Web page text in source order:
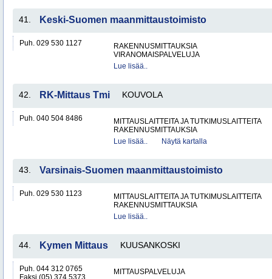
41. Keski-Suomen maanmittaustoimisto
Puh. 029 530 1127
RAKENNUSMITTAUKSIA
VIRANOMAISPALVELUJA
Lue lisää..
42. RK-Mittaus Tmi KOUVOLA
Puh. 040 504 8486
MITTAUSLAITTEITA JA TUTKIMUSLAITTEITA
RAKENNUSMITTAUKSIA
Lue lisää..
Näytä kartalla
43. Varsinais-Suomen maanmittaustoimisto
Puh. 029 530 1123
MITTAUSLAITTEITA JA TUTKIMUSLAITTEITA
RAKENNUSMITTAUKSIA
Lue lisää..
44. Kymen Mittaus KUUSANKOSKI
Puh. 044 312 0765
Faksi (05) 374 5373
MITTAUSPALVELUJA